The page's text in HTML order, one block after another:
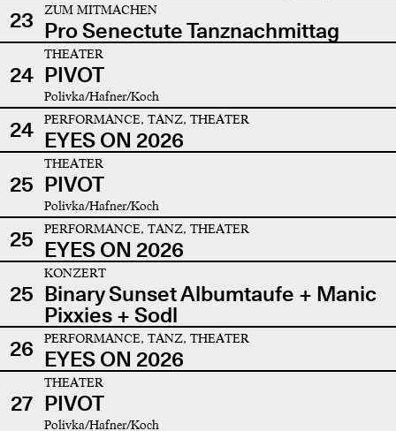
23
ZUM MITMACHEN
Pro Senectute Tanznachmittag
24
THEATER
PIVOT
Polivka/Hafner/Koch
24 PERFORMANCE, TANZ, THEATER
EYES ON 2026
25
THEATER
PIVOT
Polivka/Hafner/Koch
25 PERFORMANCE, TANZ, THEATER
EYES ON 2026
25
KONZERT
Binary Sunset Albumtaufe + Manic
Pixxies + Sodl
26
PERFORMANCE, TANZ, THEATER
EYES ON 2026
27
THEATER
PIVOT
Polivka/Hafner/Koch